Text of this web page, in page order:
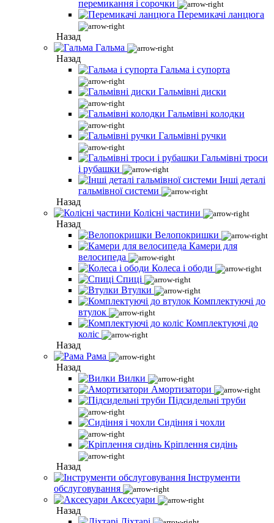
перемикання і сорочки
Перемикачі ланцюга
Назад
Гальма
Назад
Гальма і супорта
Гальмівні диски
Гальмівні колодки
Гальмівні ручки
Гальмівні троси
і рубашки
Інші деталі
гальмівної системи
Назад
Колісні частини
Назад
Велопокришки
Камери для
велосипеда
Колеса і ободи
Спиці
Втулки
Комплектуючі до
втулок
Комплектуючі до
коліс
Назад
Рама
Назад
Вилки
Амортизатори
Підсидельні труби
Сидіння і чохли
Кріплення сидінь
Назад
Інструменти
обслуговування
Аксесуари
Назад